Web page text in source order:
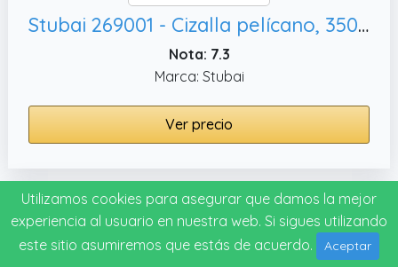
Stubai 269001 - Cizalla pelícano, 350 mm
Nota: 7.3
Marca: Stubai
Ver precio
#10
Utilizamos cookies para asegurar que damos la mejor
experiencia al usuario en nuestra web. Si sigues utilizando
este sitio asumiremos que estás de acuerdo.
Aceptar